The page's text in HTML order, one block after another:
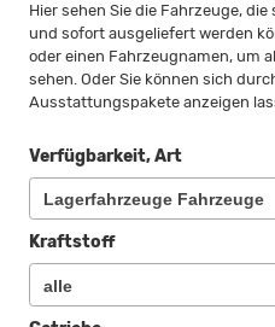
Hier sehen Sie die Fahrzeuge,
und sofort ausgeliefert werden
oder einen Fahrzeugnamen, um
sehen. Oder Sie können sich
Ausstattungspakete anzeigen
Verfügbarkeit, Art
Kraftstoff